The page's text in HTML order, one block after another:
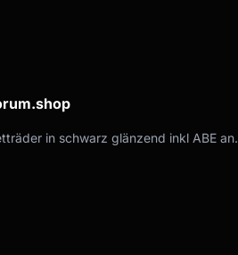
in schwarz glänzend inkl ABE an.